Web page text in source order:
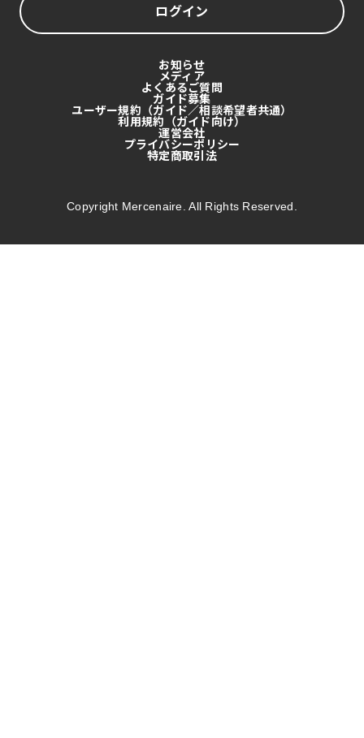
ログイン
お知らせ
メディア
よくあるご質問
ガイド募集
ユーザー規約（ガイド／相談希望者共通）
利用規約（ガイド向け）
運営会社
プライバシーポリシー
特定商取引法
Copyright Mercenaire. All Rights Reserved.